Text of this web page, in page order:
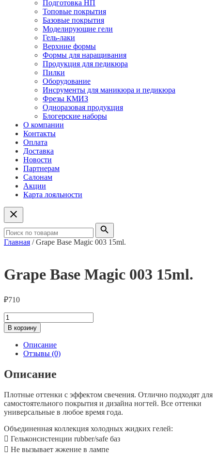
Подготовка НП
Топовые покрытия
Базовые покрытия
Моделирующие гели
Гель-лаки
Верхние формы
Формы для наращивания
Продукция для педикюра
Пилки
Оборудование
Инсрументы для маникюра и педикюра
Фрезы КМИЗ
Одноразовая продукция
Блогерские наборы
О компании
Контакты
Оплата
Доставка
Новости
Партнерам
Салонам
Акции
Карта лояльности
Главная / Grape Base Magic 003 15ml.
Grape Base Magic 003 15ml.
₽710
Количество
товара
Grape
Base
Magic
15ml.
В корзину
Описание
Отзывы (0)
Описание
Плотные оттенки с эффектом свечения. Отлично подходят для
самостоятельного покрытия и дизайна ногтей. Все оттенки
универсальные в любое время года.
Объединенная️ коллекция️ холодных️ жидких️ гелей:
 Гель️консистенции️ rubber/safe️ баз
 Не️ вызывает️ жжение️ в️ лампе️